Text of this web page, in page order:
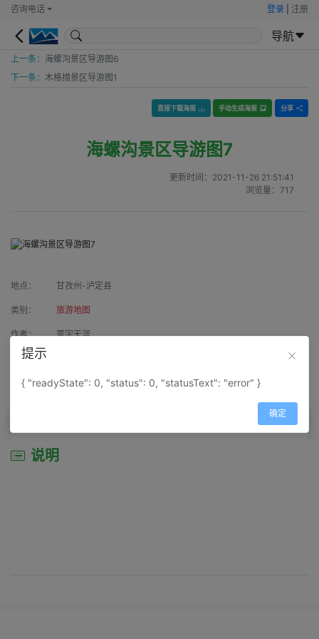
咨询电话 登录 注册
导航
上一条： 海螺沟景区导游图6
下一条： 木格措景区导游图1
直接下载海报 手动生成海报 分享
海螺沟景区导游图7
更新时间： 2021-11-26 21:51:41
浏览量： 717
地点： 甘孜州-泸定县
类别： 旅游地图
作者： 寰宇天涯
来源：
属性： 地图属性： 地图类型-景区导游图
说明
提示
{ "readyState": 0, "status": 0, "statusText": "error" }
确定